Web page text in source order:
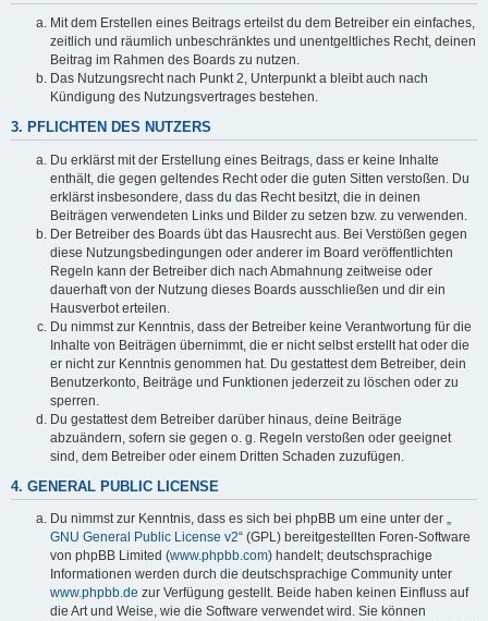
Mit dem Erstellen eines Beitrags erteilst du dem Betreiber ein einfaches,
zeitlich und räumlich unbeschränktes und unentgeltliches Recht, deinen
Beitrag im Rahmen des Boards zu nutzen.
Das Nutzungsrecht nach Punkt 2, Unterpunkt a bleibt auch nach
Kündigung des Nutzungsvertrages bestehen.
3. PFLICHTEN DES NUTZERS
Du erklärst mit der Erstellung eines Beitrags, dass er keine Inhalte
enthält, die gegen geltendes Recht oder die guten Sitten verstoßen. Du
erklärst insbesondere, dass du das Recht besitzt, die in deinen
Beiträgen verwendeten Links und Bilder zu setzen bzw. zu verwenden.
Der Betreiber des Boards übt das Hausrecht aus. Bei Verstößen gegen
diese Nutzungsbedingungen oder anderer im Board veröffentlichten
Regeln kann der Betreiber dich nach Abmahnung zeitweise oder
dauerhaft von der Nutzung dieses Boards ausschließen und dir ein
Hausverbot erteilen.
Du nimmst zur Kenntnis, dass der Betreiber keine Verantwortung für die
Inhalte von Beiträgen übernimmt, die er nicht selbst erstellt hat oder die
er nicht zur Kenntnis genommen hat. Du gestattest dem Betreiber, dein
Benutzerkonto, Beiträge und Funktionen jederzeit zu löschen oder zu
sperren.
Du gestattest dem Betreiber darüber hinaus, deine Beiträge
abzuändern, sofern sie gegen o. g. Regeln verstoßen oder geeignet
sind, dem Betreiber oder einem Dritten Schaden zuzufügen.
4. GENERAL PUBLIC LICENSE
Du nimmst zur Kenntnis, dass es sich bei phpBB um eine unter der „
GNU General Public License v2“ (GPL) bereitgestellten Foren-Software
von phpBB Limited (www.phpbb.com) handelt; deutschsprachige
Informationen werden durch die deutschsprachige Community unter
www.phpbb.de zur Verfügung gestellt. Beide haben keinen Einfluss auf
die Art und Weise, wie die Software verwendet wird. Sie können